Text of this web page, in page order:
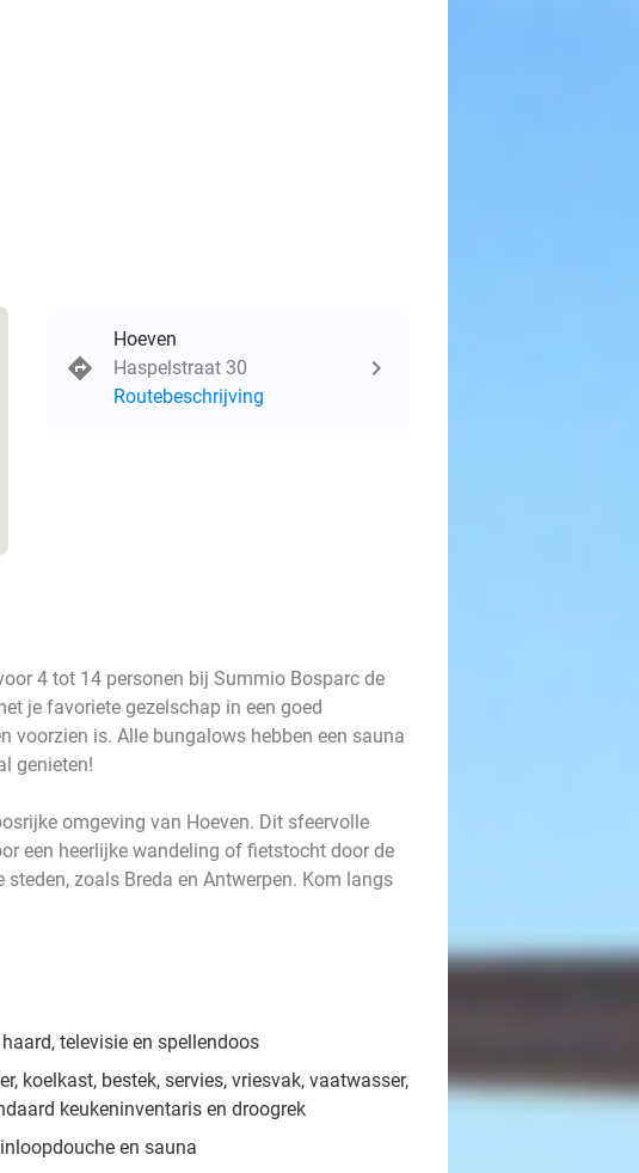
Hoeven
Haspelstraat 30
Routebeschrijving
4 tot 14 personen bij Summio Bosparc de
je favoriete gezelschap in een goed
voorzien is. Alle bungalows hebben een sauna
genieten!
omgeving van Hoeven. Dit sfeervolle
een heerlijke wandeling of fietstocht door de
zoals Breda en Antwerpen. Kom langs
televisie en spellendoos
koelkast, bestek, servies, vriesvak, vaatwasser,
keukeninventaris en droogrek
en sauna